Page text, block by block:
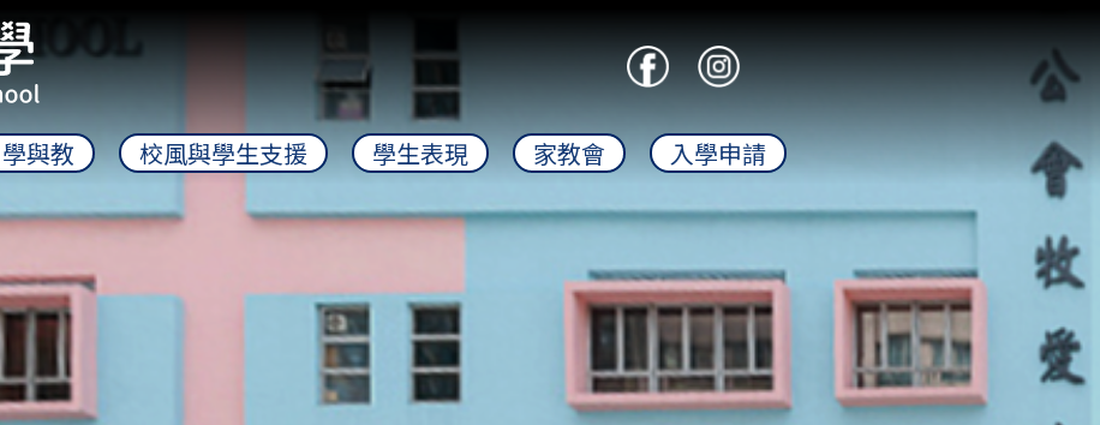
學與教 校風與學生支援 學生表現 家教會 入學申請